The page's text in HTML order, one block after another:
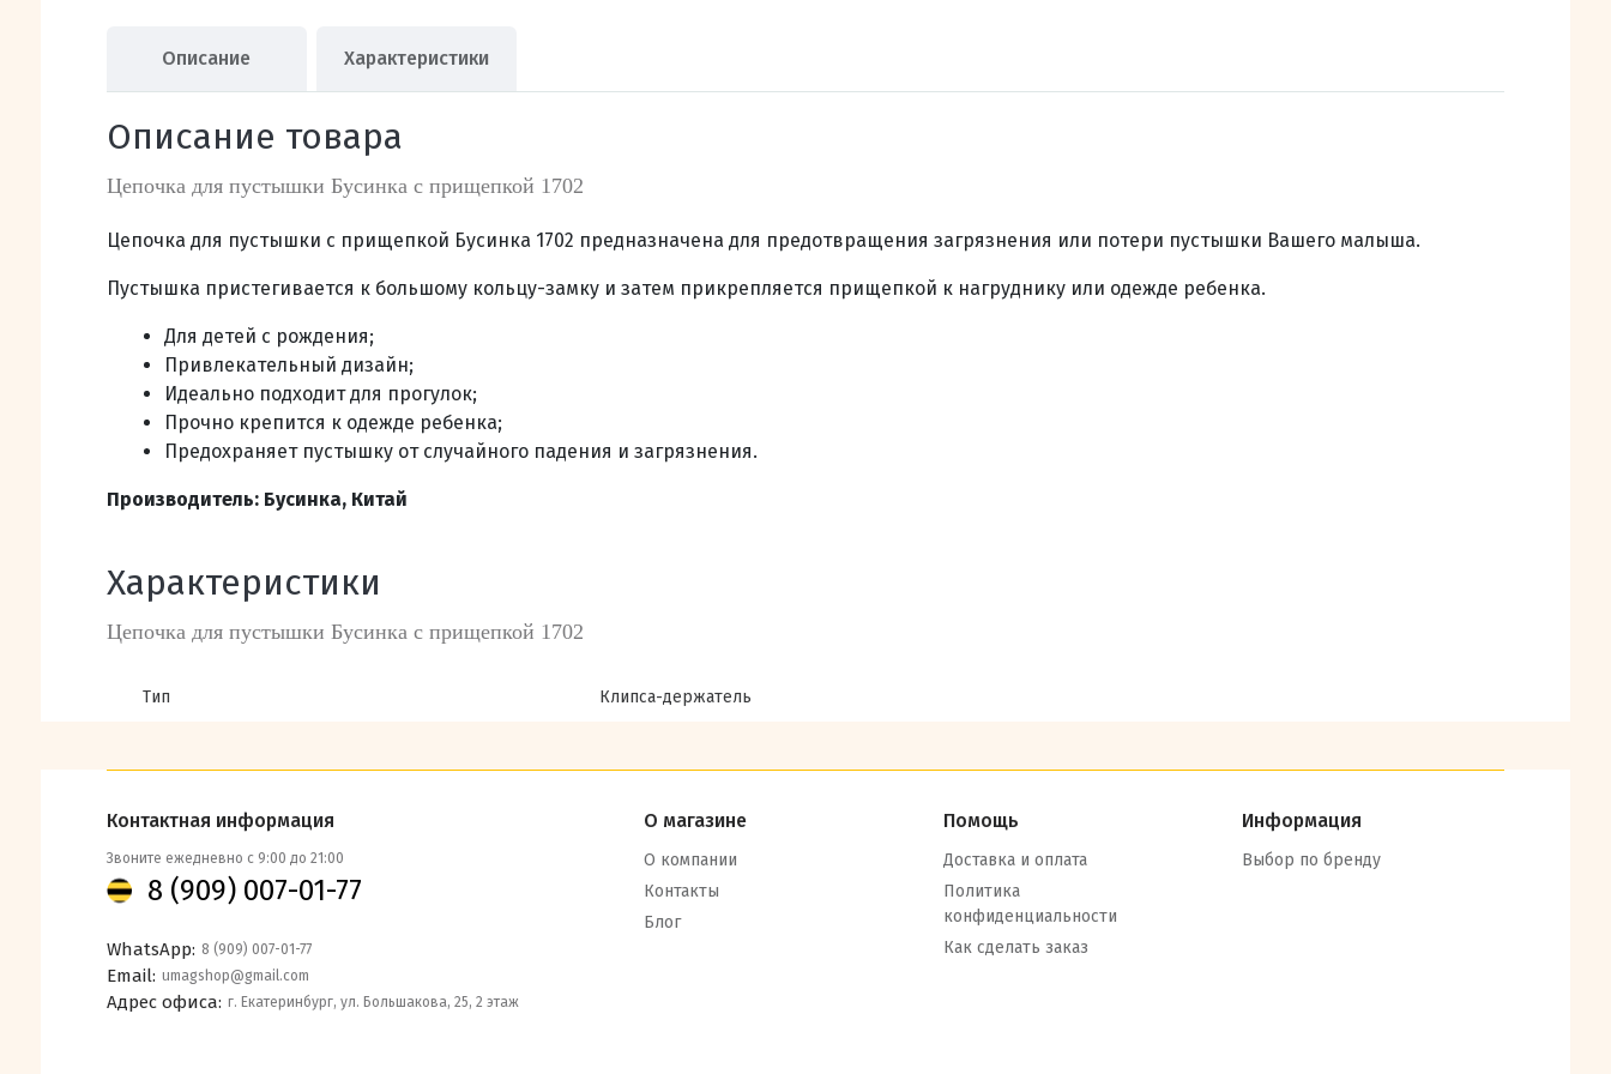
Описание Характеристики
Описание товара
Цепочка для пустышки Бусинка с прищепкой 1702
Цепочка для пустышки с прищепкой Бусинка 1702 предназначена для предотвращения загрязнения или потери пустышки Вашего малыша.
Пустышка пристегивается к большому кольцу-замку и затем прикрепляется прищепкой к нагруднику или одежде ребенка.
Для детей с рождения;
Привлекательный дизайн;
Идеально подходит для прогулок;
Прочно крепится к одежде ребенка;
Предохраняет пустышку от случайного падения и загрязнения.
Производитель: Бусинка, Китай
Характеристики
Цепочка для пустышки Бусинка с прищепкой 1702
Тип Клипса-держатель
Контактная информация
Звоните ежедневно с 9:00 до 21:00
8 (909) 007-01-77
WhatsApp: 8 (909) 007-01-77
Email: umagshop@gmail.com
Адрес офиса: г. Екатеринбург, ул. Большакова, 25, 2 этаж
О магазине
О компании
Контакты
Блог
Помощь
Доставка и оплата
Политика
конфиденциальности
Как сделать заказ
Информация
Выбор по бренду